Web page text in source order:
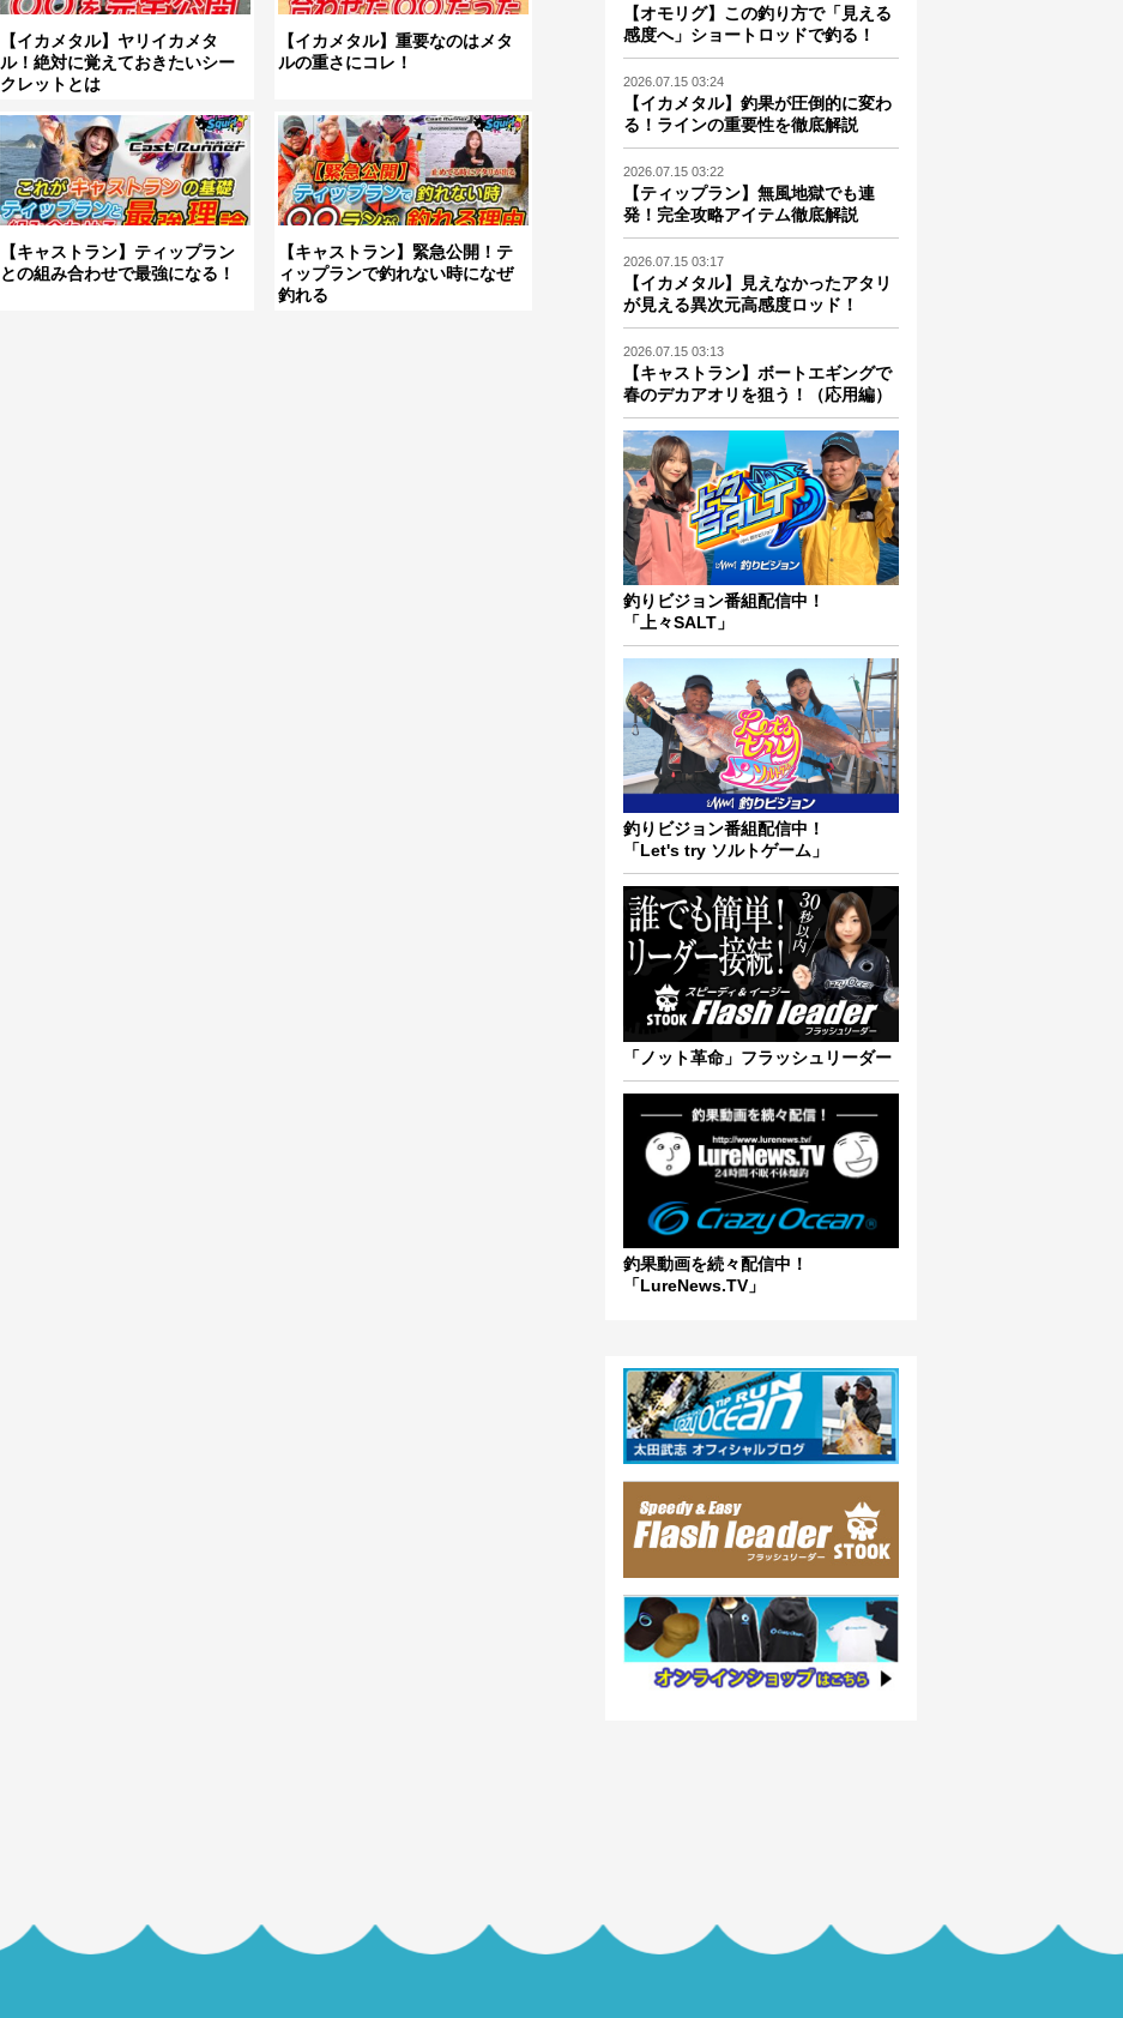
【イカメタル】ヤリイカメタ
ル！絶対に覚えておきたいシー
クレットとは
【イカメタル】重要なのはメタ
ルの重さにコレ！
【キャストラン】ティップラン
との組み合わせで最強になる！
【キャストラン】緊急公開！テ
ィップランで釣れない時になぜ
釣れる
【オモリグ】この釣り方で「見える
感度へ」ショートロッドで釣る！
2026.07.15 03:24
【イカメタル】釣果が圧倒的に変わ
る！ラインの重要性を徹底解説
2026.07.15 03:22
【ティップラン】無風地獄でも連
発！完全攻略アイテム徹底解説
2026.07.15 03:17
【イカメタル】見えなかったアタリ
が見える異次元高感度ロッド！
2026.07.15 03:13
【キャストラン】ボートエギングで
春のデカアオリを狙う！（応用編）
釣りビジョン番組配信中！
「上々SALT」
釣りビジョン番組配信中！
「Let's try ソルトゲーム」
「ノット革命」フラッシュリーダー
釣果動画を続々配信中！
「LureNews.TV」